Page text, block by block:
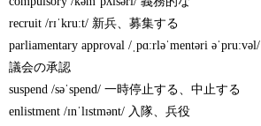
recruit /rɪˈkruːt/ 新兵、募集する
parliamentary approval /ˌpɑːrləˈmentəri əˈpruːvəl/
議会の承認
suspend /səˈspend/ 一時停止する、中止する
enlistment /ɪnˈlɪstmənt/ 入隊、兵役